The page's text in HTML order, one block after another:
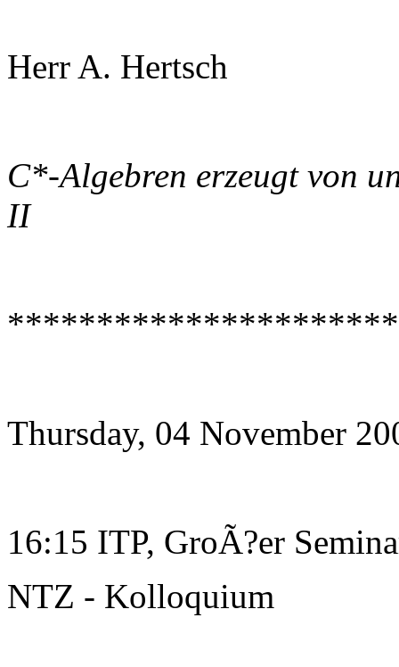
Herr A. Hertsch
C*-Algebren erzeugt von
II
Thursday, 04 November
16:15 ITP, GroÃ?er
NTZ - Kolloquium